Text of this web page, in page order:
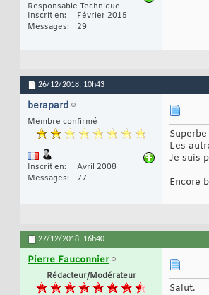
Responsable Technique
Inscrit en
Février 2015
Messages
29
26/12/2018, 10h43
berapard
Membre confirmé
Inscrit en
Avril 2008
Messages
77
Les
Je suis
Encore
27/12/2018, 16h40
Pierre Fauconnier
Rédacteur/Modérateur
Salut.